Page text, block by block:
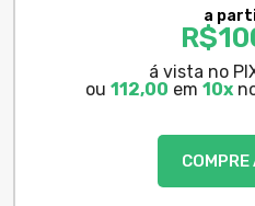
a
R$
á vista no
ou 112,00 em 10x
COMPRE